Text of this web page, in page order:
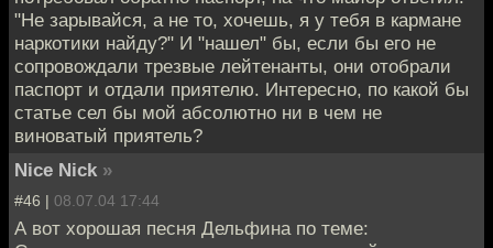
"Не зарывайся, а не то, хочешь, я у тебя в кармане
наркотики найду?" И "нашел" бы, если бы его не
сопровождали трезвые лейтенанты, они отобрали
паспорт и отдали приятелю. Интересно, по какой бы
статье сел бы мой абсолютно ни в чем не
виноватый приятель?
Nice Nick »
#46 | 08.07.04 17:44
А вот хорошая песня Дельфина по теме: